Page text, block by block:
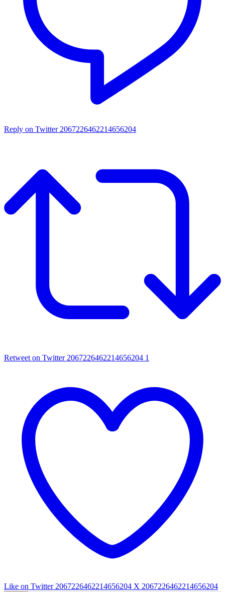
Reply on Twitter 2067226462214656204
Retweet on Twitter 2067226462214656204 1
Like on Twitter 2067226462214656204 X 2067226462214656204